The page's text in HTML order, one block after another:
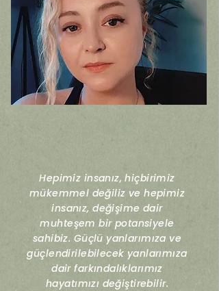
Hepimiz insanız, hiçbirimiz
mükemmel değiliz ve hepimiz
insanız, değişime dair
muhteşem bir potansiyele
sahibiz. Güçlü yanlarımıza ve
güçlendirilebilecek yanlarımıza
dair farkındalıklarımız
hayatımızı değiştirebilir.